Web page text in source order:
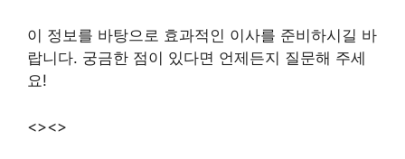
이 정보를 바탕으로 효과적인 이사를 준비하시길 바
랍니다. 궁금한 점이 있다면 언제든지 질문해 주세
요!
<><>